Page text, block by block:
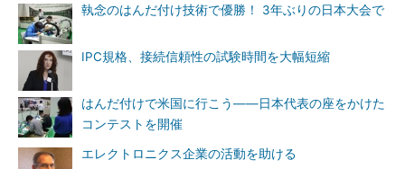
執念のはんだ付け技術で優勝！ 3年ぶりの日本大会で
IPC規格、接続信頼性の試験時間を大幅短縮
はんだ付けで米国に行こう――日本代表の座をかけた
コンテストを開催
エレクトロニクス企業の活動を助ける